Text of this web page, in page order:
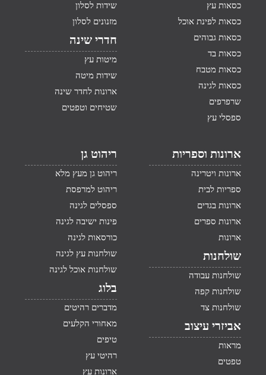
כסאות עץ
כסאות לפינת אוכל
כסאות גבוהים
כסאות בד
כסאות מטבח
כסאות לגינה
שרפרפים
ספסלי עץ
שידות לסלון
מזנונים לסלון
חדרי שינה
מיטות עץ
שידות מיטה
ארונות לחדר שינה
שטיחים וטפטים
ארונות וספריות
ארונות ויטרינה
ספריות לבית
ארונות בגדים
ארונות ספרים
ארונות
שולחנות
שולחנות עבודה
שולחנות קפה
שולחנות צד
אביזרי עיצוב
מראות
טפטים
ריהוט גן
ריהוט גן מעץ מלא
ריהוט למרפסת
ספסלים לגינה
פינות ישיבה לגינה
כורסאות לגינה
שולחנות עץ לגינה
שולחנות אוכל לגינה
בלוג
מדברים רהיטים
מאחורי הקלעים
טיפים
רהיטי עץ
ארונות עץ